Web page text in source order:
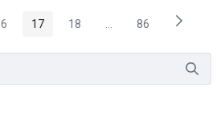
intermediárias Usar ABA para navegar.
Página Página
17 Página
18 ...PáginasPágina
86